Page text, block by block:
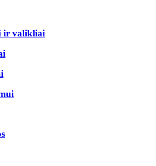
ir valikliai